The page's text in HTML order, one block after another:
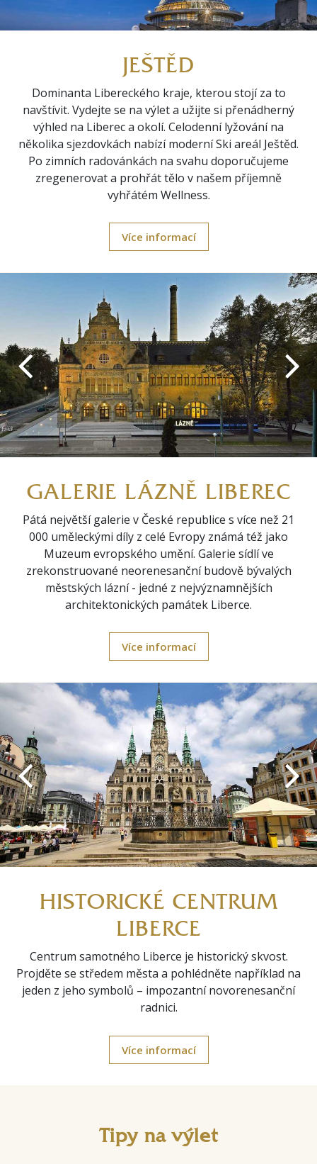
JEŠTĚD
Dominanta Libereckého kraje, kterou stojí za to
navštívit. Vydejte se na výlet a užijte si přenádherný
výhled na Liberec a okolí. Celodenní lyžování na
několika sjezdovkách nabízí moderní Ski areál Ještěd.
Po zimních radovánkách na svahu doporučujeme
zregenerovat a prohřát tělo v našem příjemně
vyhřátém Wellness.
Více informací
GALERIE LÁZNĚ LIBEREC
Pátá největší galerie v České republice s více než 21
000 uměleckými díly z celé Evropy známá též jako
Muzeum evropského umění. Galerie sídlí ve
zrekonstruované neorenesanční budově bývalých
městských lázní - jedné z nejvýznamnějších
architektonických památek Liberce.
Více informací
HISTORICKÉ CENTRUM
LIBERCE
Centrum samotného Liberce je historický skvost.
Projděte se středem města a pohlédněte například na
jeden z jeho symbolů – impozantní novorenesanční
radnici.
Více informací
Tipy na výlet